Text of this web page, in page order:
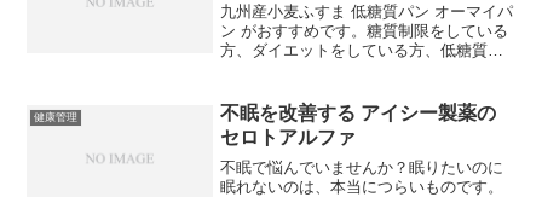
九州産小麦ふすま 低糖質パン オーマイパ
ン がおすすめです。糖質制限をしている
方、ダイエットをしている方、低糖質食
紹介します。食べごたえはあるのにダイ
エット中の方で...
健康管理
不眠を改善する アイシー製薬の
セロトアルファ
不眠で悩んでいませんか？眠りたいのに
眠れないのは、本当につらいものです。